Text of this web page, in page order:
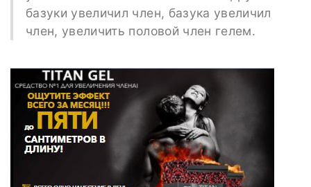
базуки увеличил член, базука увеличил
член, увеличить половой член гелем.